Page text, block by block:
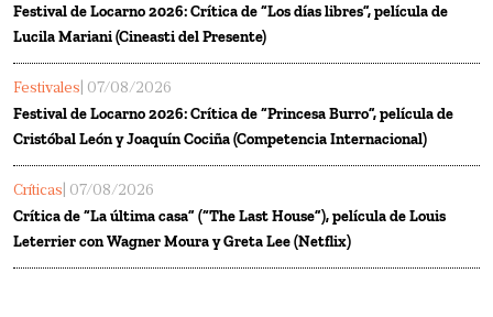
Festival de Locarno 2026: Crítica de “Los días libres”, película de
Lucila Mariani (Cineasti del Presente)
Festivales | 07/08/2026
Festival de Locarno 2026: Crítica de “Princesa Burro”, película de
Cristóbal León y Joaquín Cociña (Competencia Internacional)
Críticas | 07/08/2026
Crítica de “La última casa” (“The Last House”), película de Louis
Leterrier con Wagner Moura y Greta Lee (Netflix)